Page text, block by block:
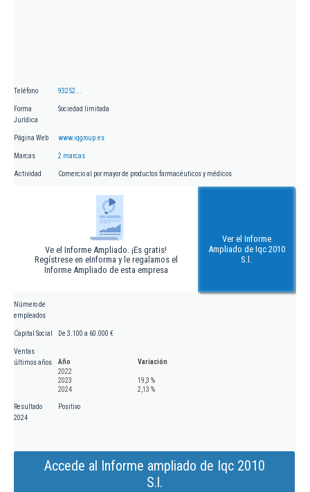
Teléfono 93252...
Forma
Jurídica
Sociedad limitada
Página Web www.iqgroup.es
Marcas 2 marcas
Actividad Comercio al por mayor de productos farmacéuticos y médicos
Ve el Informe Ampliado. ¡Es gratis!
Regístrese en eInforma y le regalamos el
Informe Ampliado de esta empresa
Ver el Informe
Ampliado de Iqc 2010
S.l.
Número de
empleados
Capital Social De 3.100 a 60.000 €
Ventas
últimos años
Año
Variación
2022
2023
19,3 %
2024
2,13 %
Resultado
2024
Positivo
Accede al Informe ampliado de Iqc 2010
S.l.